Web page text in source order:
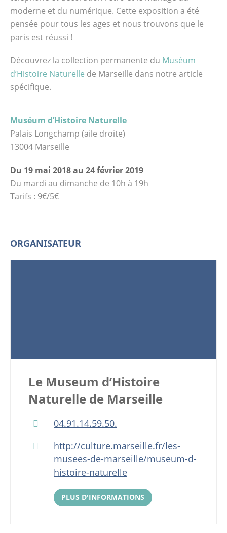
moderne et du numérique. Cette exposition a été
pensée pour tous les ages et nous trouvons que le
paris est réussi !
Découvrez la collection permanente du Muséum
d’Histoire Naturelle de Marseille dans notre article
spécifique.
Muséum d’Histoire Naturelle
Palais Longchamp (aile droite)
13004 Marseille
Du 19 mai 2018 au 24 février 2019
Du mardi au dimanche de 10h à 19h
Tarifs : 9€/5€
ORGANISATEUR
Le Museum d’Histoire
Naturelle de Marseille
04.91.14.59.50.
http://culture.marseille.fr/les-
musees-de-marseille/museum-d-
histoire-naturelle
PLUS D'INFORMATIONS